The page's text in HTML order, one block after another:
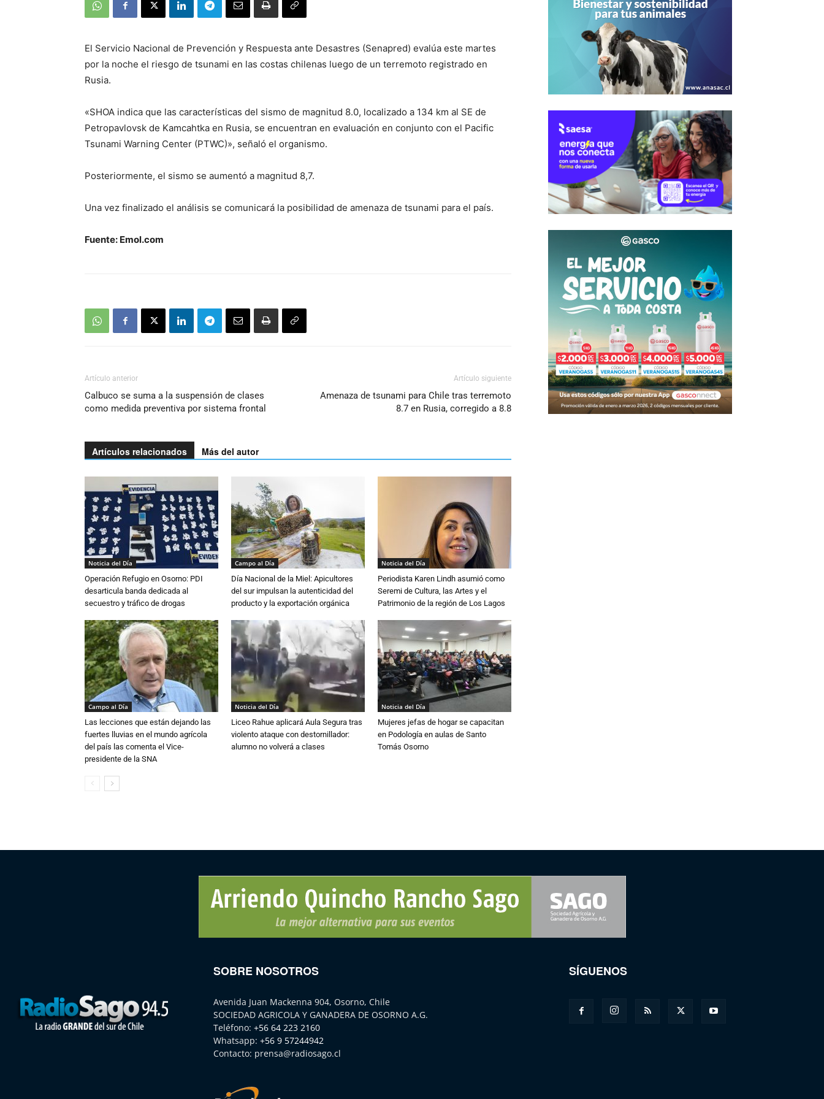
El Servicio Nacional de Prevención y Respuesta ante Desastres (Senapred) evalúa este martes
por la noche el riesgo de tsunami en las costas chilenas luego de un terremoto registrado en
Rusia.
«SHOA indica que las características del sismo de magnitud 8.0, localizado a 134 km al SE de
Petropavlovsk de Kamcahtka en Rusia, se encuentran en evaluación en conjunto con el Pacific
Tsunami Warning Center (PTWC)», señaló el organismo.
Posteriormente, el sismo se aumentó a magnitud 8,7.
Una vez finalizado el análisis se comunicará la posibilidad de amenaza de tsunami para el país.
Fuente: Emol.com
Artículo anterior
Calbuco se suma a la suspensión de clases
como medida preventiva por sistema frontal
Artículo siguiente
Amenaza de tsunami para Chile tras terremoto
8.7 en Rusia, corregido a 8.8
Artículos relacionados Más del autor
Noticia del Día
Operación Refugio en Osorno: PDI
desarticula banda dedicada al
secuestro y tráfico de drogas
Campo al Día
Día Nacional de la Miel: Apicultores
del sur impulsan la autenticidad del
producto y la exportación orgánica
Noticia del Día
Periodista Karen Lindh asumió como
Seremi de Cultura, las Artes y el
Patrimonio de la región de Los Lagos
Campo al Día
Las lecciones que están dejando las
fuertes lluvias en el mundo agrícola
del país las comenta el Vice-
presidente de la SNA
Noticia del Día
Liceo Rahue aplicará Aula Segura tras
violento ataque con destornillador:
alumno no volverá a clases
Noticia del Día
Mujeres jefas de hogar se capacitan
en Podología en aulas de Santo
Tomás Osorno
SOBRE NOSOTROS
Avenida Juan Mackenna 904, Osorno, Chile
SOCIEDAD AGRICOLA Y GANADERA DE OSORNO A.G.
Teléfono: +56 64 223 2160
Whatsapp: +56 9 57244942
Contacto: prensa@radiosago.cl
SÍGUENOS